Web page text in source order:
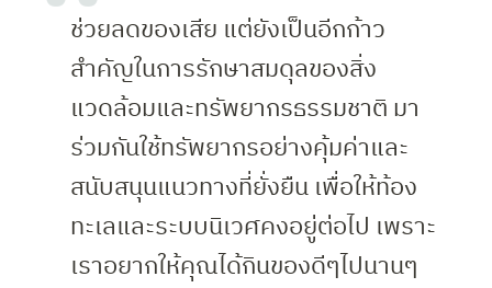
ช่วยลดของเสีย แต่ยังเป็นอีกก้าว
สำคัญในการรักษาสมดุลของสิ่ง
แวดล้อมและทรัพยากรธรรมชาติ มา
ร่วมกันใช้ทรัพยากรอย่างคุ้มค่าและ
สนับสนุนแนวทางที่ยั่งยืน เพื่อให้ท้อง
ทะเลและระบบนิเวศคงอยู่ต่อไป เพราะ
เราอยากให้คุณได้กินของดีๆไปนานๆ